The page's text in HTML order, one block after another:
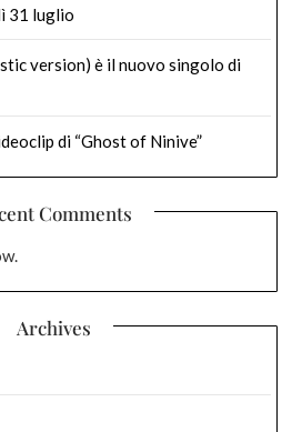
31 luglio
version) è il nuovo singolo di
di “Ghost of Ninive”
Comments
Archives